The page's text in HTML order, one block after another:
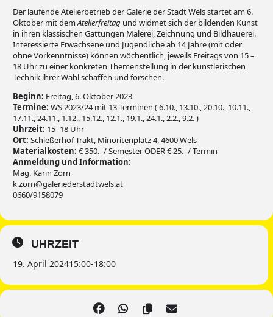
Der laufende Atelierbetrieb der Galerie der Stadt Wels startet am 6.
Oktober mit demAtelierfreitag und widmet sich der bildenden Kunst
in ihren klassischen Gattungen Malerei, Zeichnung und Bildhauerei.
Interessierte Erwachsene und Jugendliche ab 14 Jahre (mit oder
ohne Vorkenntnisse) können wöchentlich, jeweils Freitags von 15 –
18 Uhr zu einer konkreten Themenstellung in der künstlerischen
Technik ihrer Wahl schaffen und forschen.
Beginn: Freitag, 6. Oktober 2023
Termine: WS 2023/24 mit 13 Terminen ( 6.10., 13.10., 20.10., 10.11.,
17.11., 24.11., 1.12., 15.12., 12.1., 19.1., 24.1., 2.2., 9.2. )
Uhrzeit: 15 -18 Uhr
Ort: Schießerhof-Trakt, Minoritenplatz 4, 4600 Wels
Materialkosten: € 350.- / Semester ODER € 25.- / Termin
Anmeldung und Information:
Mag. Karin Zorn
k.zorn@galeriederstadtwels.at
0660/9158079
UHRZEIT
19. April 202415:00-18:00